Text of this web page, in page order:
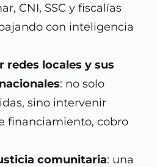
CNI, SSC y fiscalías
con inteligencia
redes locales y sus
: no solo
sino intervenir
financiamiento, cobro
comunitaria: una